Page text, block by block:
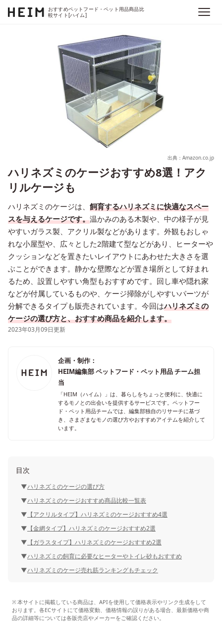
おすすめペットフード・ペット用品商品比
較サイト[ハイム]
出典：Amazon.co.jp
ハリネズミのケージおすすめ8選！アク
リルケージも
ハリネズミのケージは、 飼育するハリネズミに快適なスペー
スを与えるケージです。温かみのある木製や、中の様子が見
やすいガラス製、アクリル製などがあります。外観もおしゃ
れな小屋型や、広々とした2階建て型などがあり、ヒーターや
クッションなどを置きたいレイアウトにあわせた大きさを選
ぶことができます。静かな壁際などが置き場所として好まれ
るため、設置しやすい角型もおすすめです。回し車や隠れ家
などが付属しているものや、ケージ掃除がしやすいパーツが
分解できるタイプも販売されています。今回はハリネズミの
ケージの選び方と、おすすめ商品を紹介します。
2023年03月09日更新
企画・制作：
HEIM編集部 ペットフード・ペット用品 チーム担
当
「HEIM（ハイム）」は、暮らしをちょっと便利に、快適に
するモノとの出会いを提供するサービスです。ペットフー
ド・ペット用品チームでは、編集部独自のリサーチに基づ
き、さまざまなモノの選び方やおすすめアイテムを紹介して
います。
目次
ハリネズミのケージの選び方
ハリネズミのケージおすすめ商品比較一覧表
【アクリルタイプ】ハリネズミのケージおすすめ4選
【金網タイプ】ハリネズミのケージおすすめ2選
【ガラスタイプ】ハリネズミのケージおすすめ2選
ハリネズミの飼育に必要なヒーターやトイレ砂もおすすめ
ハリネズミのケージ売れ筋ランキングもチェック
本サイトに掲載している商品は、APIを使用して価格表示やリンク生成をして
おります。各ECサイトにて価格変動、価格情報の誤りがある場合、最新価格や商
品の詳細等については各販売店やメーカーをご確認ください。